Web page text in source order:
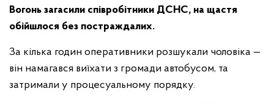
Вогонь загасили співробітники ДСНС, на щастя
обійшлося без постраждалих.
За кілька годин оперативники розшукали чоловіка —
він намагався виїхати з громади автобусом, та
затримали у процесуальному порядку.